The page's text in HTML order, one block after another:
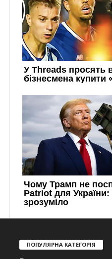
ПОПУЛЯРНА КАТЕГОРІЯ